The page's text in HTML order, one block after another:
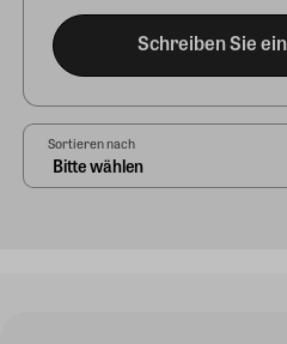
Schreiben Sie
Sortieren nach